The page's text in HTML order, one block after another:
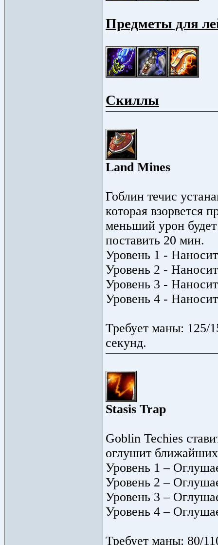
Предметы для
Скиллы
Land Mines
Гоблин течис
которая взорвется
меньший урон
поставить 20 мин.
Уровень 1 -
Уровень 2 -
Уровень 3 -
Уровень 4 -
Требует маны: 125/
секунд.
Stasis Trap
Goblin Techies
оглушит
Уровень 1 –
Уровень 2 –
Уровень 3 –
Уровень 4 –
Требует маны: 80/